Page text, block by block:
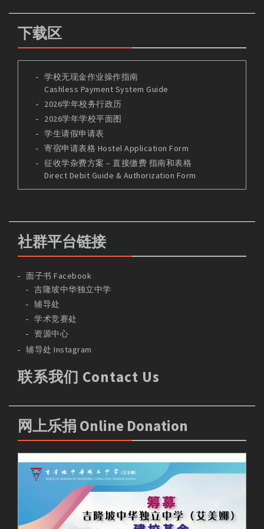
下载区
学校无现金作业操作指南
Cashless Payment System Guide
2026学年校务行政历
2026学年学校平面图
学生请假申请表
寄宿申请表格 Hostel Application Form
征收学杂费方案 – 直接缴费 指南和表格
Direct Debit Guide & Authorization Form
社群平台链接
面子书 Facebook
吉隆坡中华独立中学
辅导处
学术竞赛处
资源中心
辅导处 Instagram
联系我们 Contact Us
网上乐捐 Online Donation